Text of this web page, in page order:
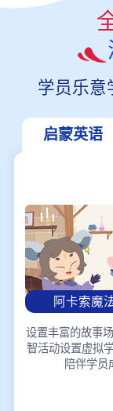
学员乐意
启蒙英语
阿卡索魔
设置丰富的故事
智活动设置虚拟
陪伴学员